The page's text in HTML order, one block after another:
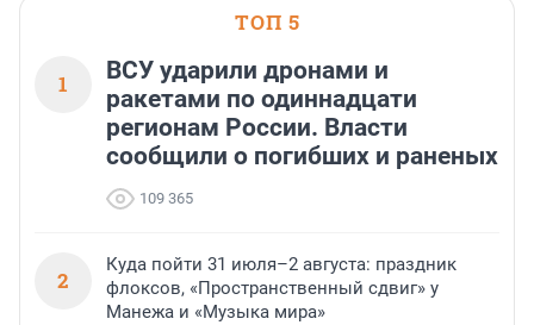
ТОП 5
1
ВСУ ударили дронами и
ракетами по одиннадцати
регионам России. Власти
сообщили о погибших и раненых
109 365
2
Куда пойти 31 июля–2 августа: праздник
флоксов, «Пространственный сдвиг» у
Манежа и «Музыка мира»